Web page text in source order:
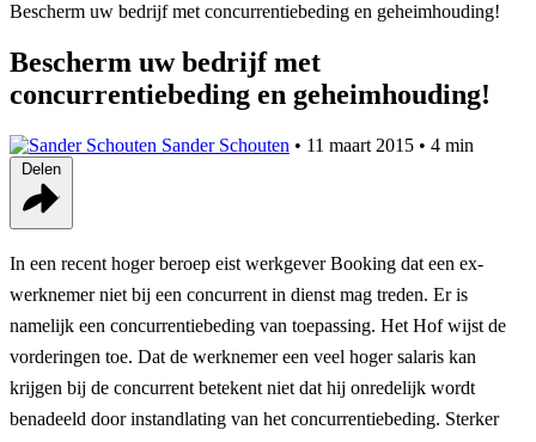
Bescherm uw bedrijf met concurrentiebeding en geheimhouding!
Bescherm uw bedrijf met
concurrentiebeding en geheimhouding!
Sander Schouten • 11 maart 2015 • 4 min
In een recent hoger beroep eist werkgever Booking dat een ex-
werknemer niet bij een concurrent in dienst mag treden. Er is
namelijk een concurrentiebeding van toepassing. Het Hof wijst de
vorderingen toe. Dat de werknemer een veel hoger salaris kan
krijgen bij de concurrent betekent niet dat hij onredelijk wordt
benadeeld door instandlating van het concurrentiebeding. Sterker